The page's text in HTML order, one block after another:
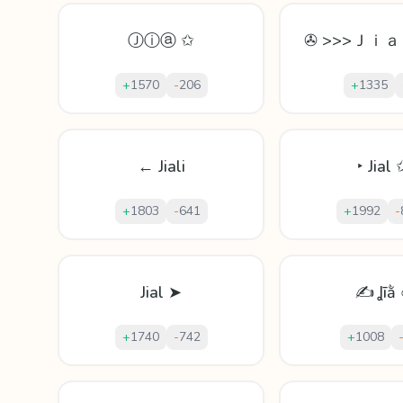
Ⓙⓘⓐ ✩
+1570 -206
✇ >>>Ｊｉ
+1335
← Jiali
+1803 -641
‣ Jial
+1992 -
Jial ➤
+1740 -742
✍ Ʝīằ
+1008